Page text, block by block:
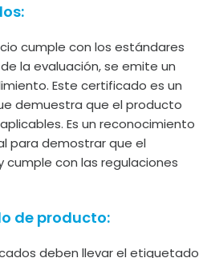
cumple con los estándares
la evaluación, se emite un
Este certificado es un
demuestra que el producto
Es un reconocimiento
para demostrar que el
cumple con las regulaciones
de producto:
deben llevar el etiquetado